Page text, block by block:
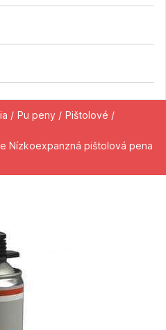
/ Pu peny / Pištolové /
Nízkoexpanzná pištolová pena